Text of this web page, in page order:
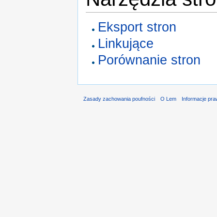
Eksport stron
Linkujące
Porównanie stron
Zasady zachowania poufności O Lem Informacje